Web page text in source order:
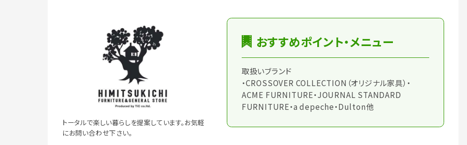
トータルで楽しい暮らしを提案しています。お気軽
にお問い合わせ下さい。
おすすめポイント・メニュー
取扱いブランド
・CROSSOVER COLLECTION（オリジナル家具）・
ACME FURNITURE・JOURNAL STANDARD
FURNITURE・a depeche・Dulton他